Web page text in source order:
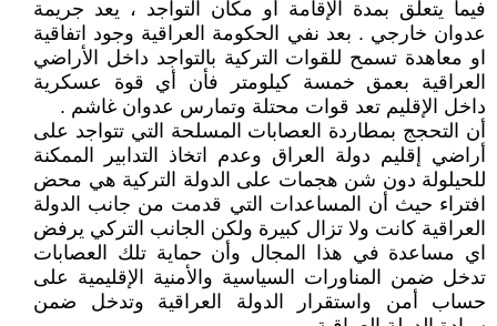
فيما يتعلق بمدة الإقامة أو مكان التواجد ، يعد جريمة
عدوان خارجي . بعد نفي الحكومة العراقية وجود اتفاقية
او معاهدة تسمح للقوات التركية بالتواجد داخل الأراضي
العراقية بعمق خمسة كيلومتر فأن أي قوة عسكرية
داخل الإقليم تعد قوات محتلة وتمارس عدوان غاشم .
أن التحجج بمطاردة العصابات المسلحة التي تتواجد على
أراضي إقليم دولة العراق وعدم اتخاذ التدابير الممكنة
للحيلولة دون شن هجمات على الدولة التركية هي محض
افتراء حيث أن المساعدات التي قدمت من جانب الدولة
العراقية كانت ولا تزال كبيرة ولكن الجانب التركي يرفض
اي مساعدة في هذا المجال وأن حماية تلك العصابات
تدخل ضمن المناورات السياسية والأمنية الإقليمية على
حساب أمن واستقرار الدولة العراقية وتدخل ضمن